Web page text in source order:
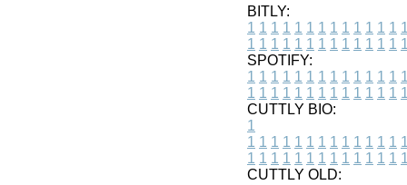
BITLY:
1 1 1 1 1 1 1 1 1 1 1 1 1 1
1 1 1 1 1 1 1 1 1 1 1 1 1 1
SPOTIFY:
1 1 1 1 1 1 1 1 1 1 1 1 1 1
1 1 1 1 1 1 1 1 1 1 1 1 1 1
CUTTLY BIO:
1
1 1 1 1 1 1 1 1 1 1 1 1 1 1
1 1 1 1 1 1 1 1 1 1 1 1 1 1
CUTTLY OLD: